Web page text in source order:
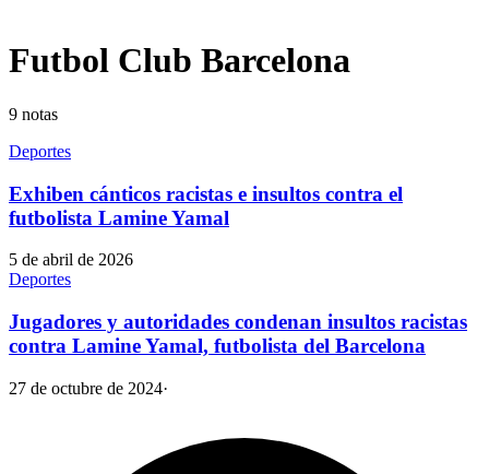
Futbol Club Barcelona
9 notas
Deportes
Exhiben cánticos racistas e insultos contra el
futbolista Lamine Yamal
5 de abril de 2026
Deportes
Jugadores y autoridades condenan insultos racistas
contra Lamine Yamal, futbolista del Barcelona
27 de octubre de 2024·